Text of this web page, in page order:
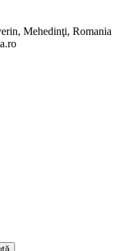
Mehedinţi, Romania